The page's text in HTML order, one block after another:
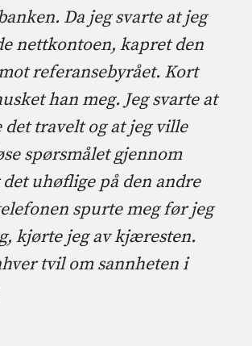
Da jeg svarte at jeg
nettkontoen, kapret den
referansebyrået. Kort
han meg. Jeg svarte at
det travelt og at jeg ville
spørsmålet gjennom
uhøflige på den andre
spurte meg før jeg
kjørte jeg av kjæresten.
tvil om sannheten i